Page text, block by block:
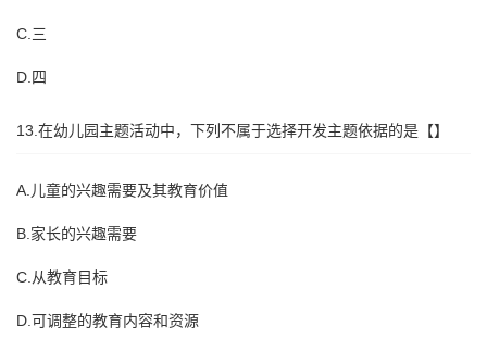
C.三
D.四
13.在幼儿园主题活动中，下列不属于选择开发主题依据的是【】
A.儿童的兴趣需要及其教育价值
B.家长的兴趣需要
C.从教育目标
D.可调整的教育内容和资源